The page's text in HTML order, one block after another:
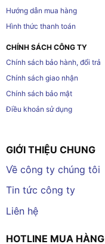
Hướng dẫn mua hàng
Hình thức thanh toán
CHÍNH SÁCH CÔNG TY
Chính sách bảo hành, đổi trả
Chính sách giao nhận
Chính sách bảo mật
Điều khoản sử dụng
GIỚI THIỆU CHUNG
Về công ty chúng tôi
Tin tức công ty
Liên hệ
HOTLINE MUA HÀNG